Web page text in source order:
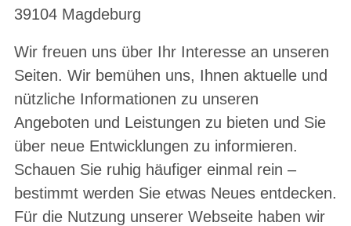
39104 Magdeburg
Wir freuen uns über Ihr Interesse an unseren
Seiten. Wir bemühen uns, Ihnen aktuelle und
nützliche Informationen zu unseren
Angeboten und Leistungen zu bieten und Sie
über neue Entwicklungen zu informieren.
Schauen Sie ruhig häufiger einmal rein –
bestimmt werden Sie etwas Neues entdecken.
Für die Nutzung unserer Webseite haben wir